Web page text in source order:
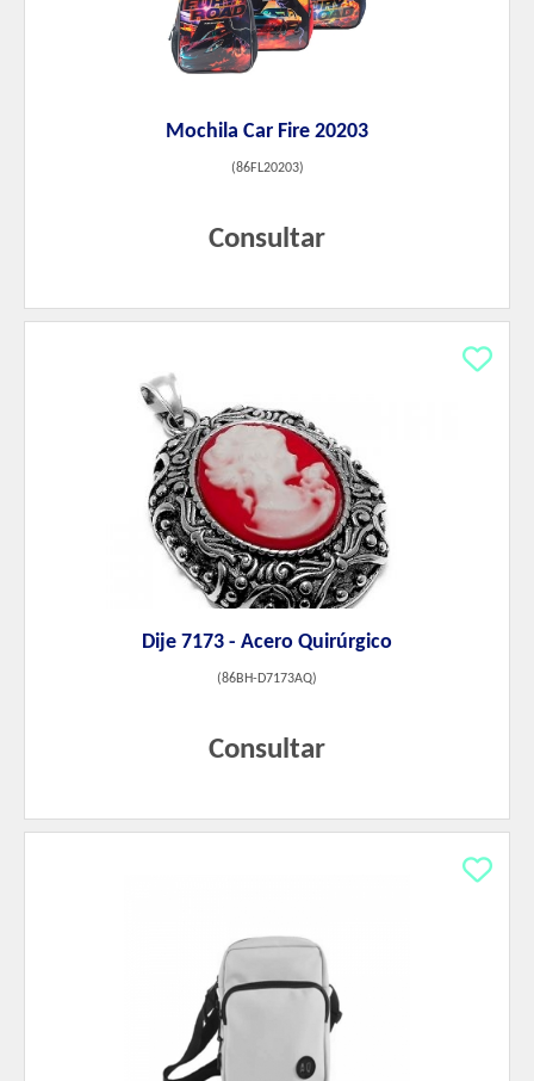
Mochila Car Fire 20203
(86FL20203)
Consultar
Dije 7173 - Acero Quirúrgico
(86BH-D7173AQ)
Consultar